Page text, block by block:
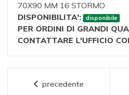
70X90 MM 16 STORMO
DISPONIBILITA':
disponibile
PER ORDINI DI GRANDI
CONTATTARE L'UFFICIO
precedente